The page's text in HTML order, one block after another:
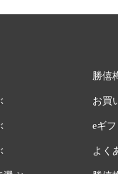
勝僖
お買
eギ
よく